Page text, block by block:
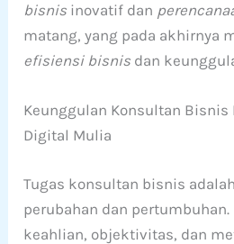
bisnis inovatif dan
matang, yang pada akhirnya
efisiensi bisnis dan
Keunggulan Konsultan Bisnis
Digital Mulia
Tugas konsultan bisnis
perubahan dan
keahlian, objektivitas, dan